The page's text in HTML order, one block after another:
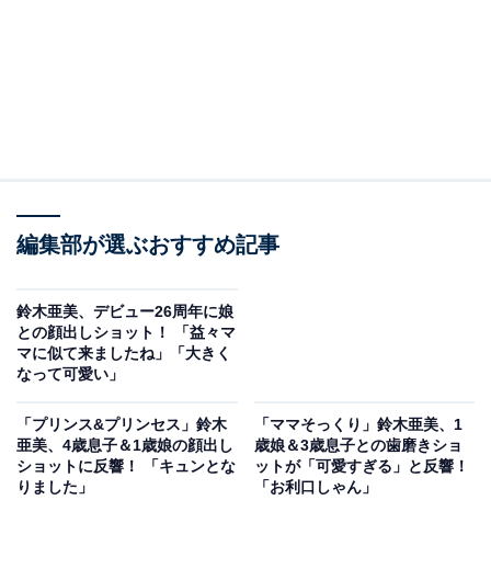
編集部が選ぶおすすめ記事
鈴木亜美、デビュー26周年に娘
との顔出しショット！ 「益々マ
マに似て来ましたね」「大きく
なって可愛い」
「プリンス&プリンセス」鈴木
亜美、4歳息子＆1歳娘の顔出し
ショットに反響！ 「キュンとな
りました」
「ママそっくり」鈴木亜美、1
歳娘＆3歳息子との歯磨きショ
ットが「可愛すぎる」と反響！
「お利口しゃん」